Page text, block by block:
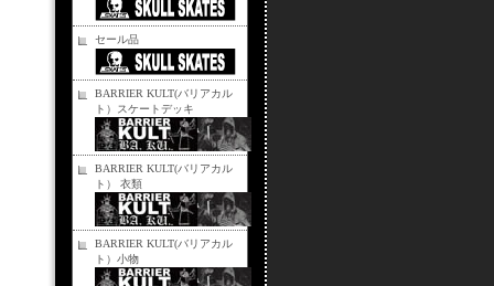
セール品
BARRIER KULT(バリアカル
ト）スケートデッキ
BARRIER KULT(バリアカル
ト） 衣類
BARRIER KULT(バリアカル
ト）小物